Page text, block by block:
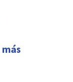
más